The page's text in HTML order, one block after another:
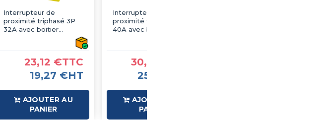
Interrupteur de
proximité triphasé 3P
32A avec boitier
23,12 €TTC
19,27 €HT
AJOUTER AU
PANIER
Interrupteur de
proximité triphasé 3P
40A avec boitier
30,99 €TTC
25,83 €HT
AJOUTER AU
PANIER